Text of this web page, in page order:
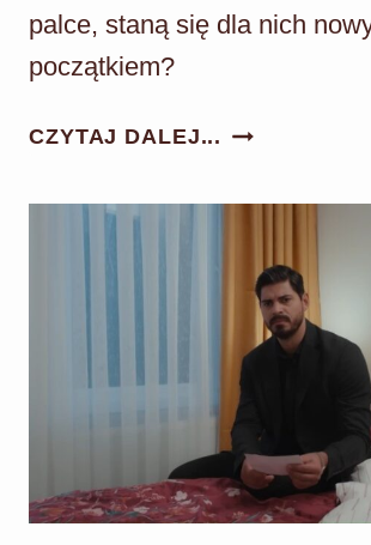
palce, staną się dla nich
początkiem?
CZYTAJ DALEJ... PANNA
MELIH
OŚWIADCZA
HANCER!